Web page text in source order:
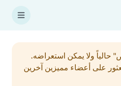
ولا يمكن استعراضه.
على أعضاء مميزين آخرين